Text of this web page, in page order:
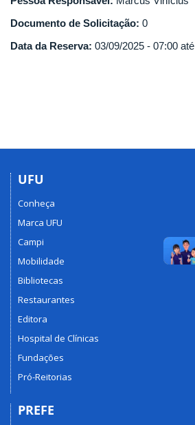
Documento de Solicitação: 0
Data da Reserva: 03/09/2025 - 07:00 até
UFU
Conheça
Marca UFU
Campi
Mobilidade
Bibliotecas
Restaurantes
Editora
Hospital de Clínicas
Fundações
Pró-Reitorias
PREFE